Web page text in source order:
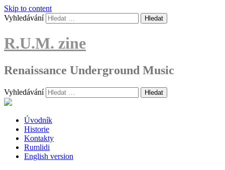
Skip to content
Vyhledávání
R.U.M. zine
Renaissance Underground Music
Vyhledávání
Úvodník
Historie
Kontakty
Rumlidi
English version